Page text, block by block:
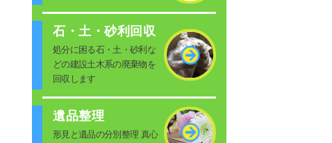
石・土・砂利回収
処分に困る石・土・砂利な
どの建設土木系の廃棄物を
回収します
遺品整理
形見と遺品の分別整理 真心